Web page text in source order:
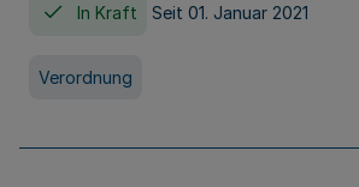
In Kraft Seit 01. Januar 2021
Verordnung